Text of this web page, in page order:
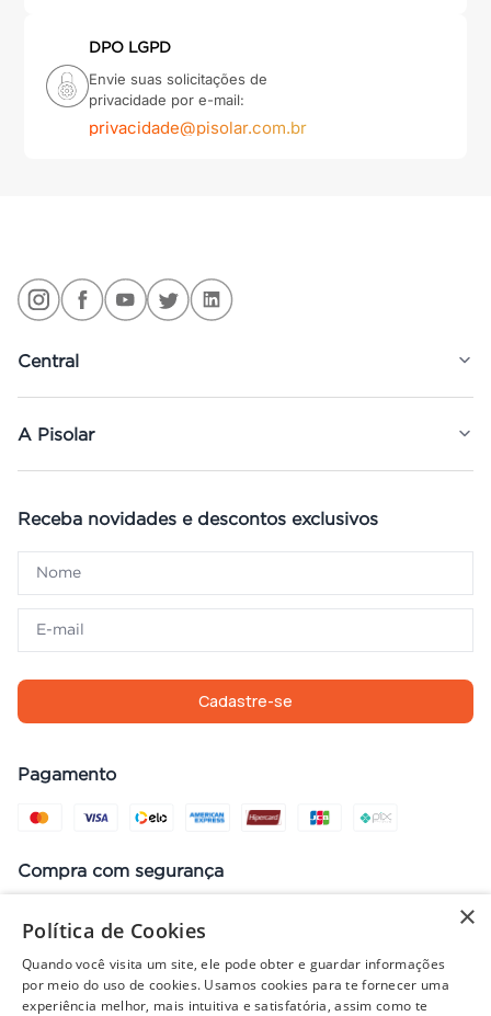
DPO LGPD
Envie suas solicitações de
privacidade por e-mail:
privacidade@pisolar.com.br
Central
A Pisolar
Receba novidades e descontos exclusivos
Cadastre-se
Pagamento
Compra com segurança
Preços, promoções, condições de pagamento e frete válidos apenas
para compras no site. Em caso de divergência, prevalece o valor do
×
Política de Cookies
Quando você visita um site, ele pode obter e guardar informações
por meio do uso de cookies. Usamos cookies para te fornecer uma
experiência melhor, mais intuitiva e satisfatória, assim como te